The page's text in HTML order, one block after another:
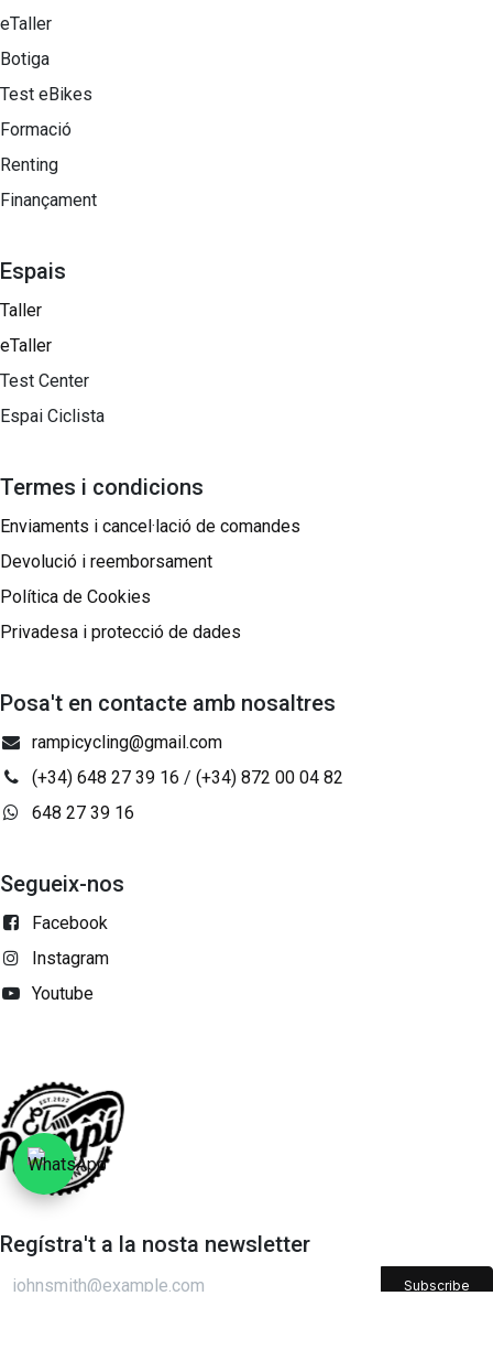
eTaller
Botiga
Test eBikes
Formació
Renting
Finançament
Espais
Taller
eTaller
Test Center
Espai Ciclista
Termes i condicions
Enviaments i cancel·lació de comandes
Devolució i reemborsament
Política de Cookies
Privadesa i protecció de dades
Posa't en contacte amb nosaltres
rampicycling@gmail.com
(+34) 648 27 39 16 / (+34) 872 00 04 82
648 27 39 16
Segueix-nos
Facebook
Instagram
Youtube
Regístra't a la nosta newsletter
Subscribe